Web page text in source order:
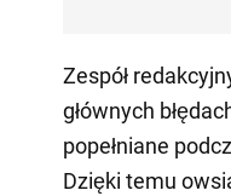
Zespół
głównych
popełniane
Dzięki temu